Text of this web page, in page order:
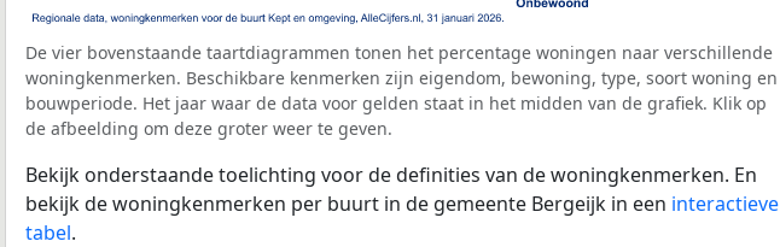
De vier bovenstaande taartdiagrammen tonen het percentage woningen naar verschillende
woningkenmerken. Beschikbare kenmerken zijn eigendom, bewoning, type, soort woning en
bouwperiode. Het jaar waar de data voor gelden staat in het midden van de grafiek. Klik op
de afbeelding om deze groter weer te geven.
Bekijk onderstaande toelichting voor de definities van de woningkenmerken. En
bekijk de woningkenmerken per buurt in de gemeente Bergeijk in een interactieve
tabel.